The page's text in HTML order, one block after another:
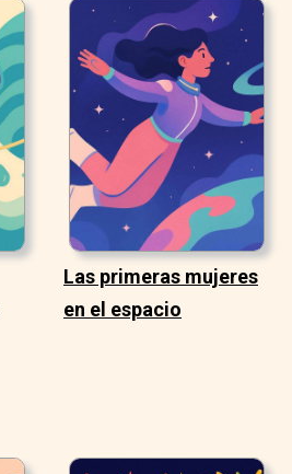
Las primeras mujeres
en el espacio